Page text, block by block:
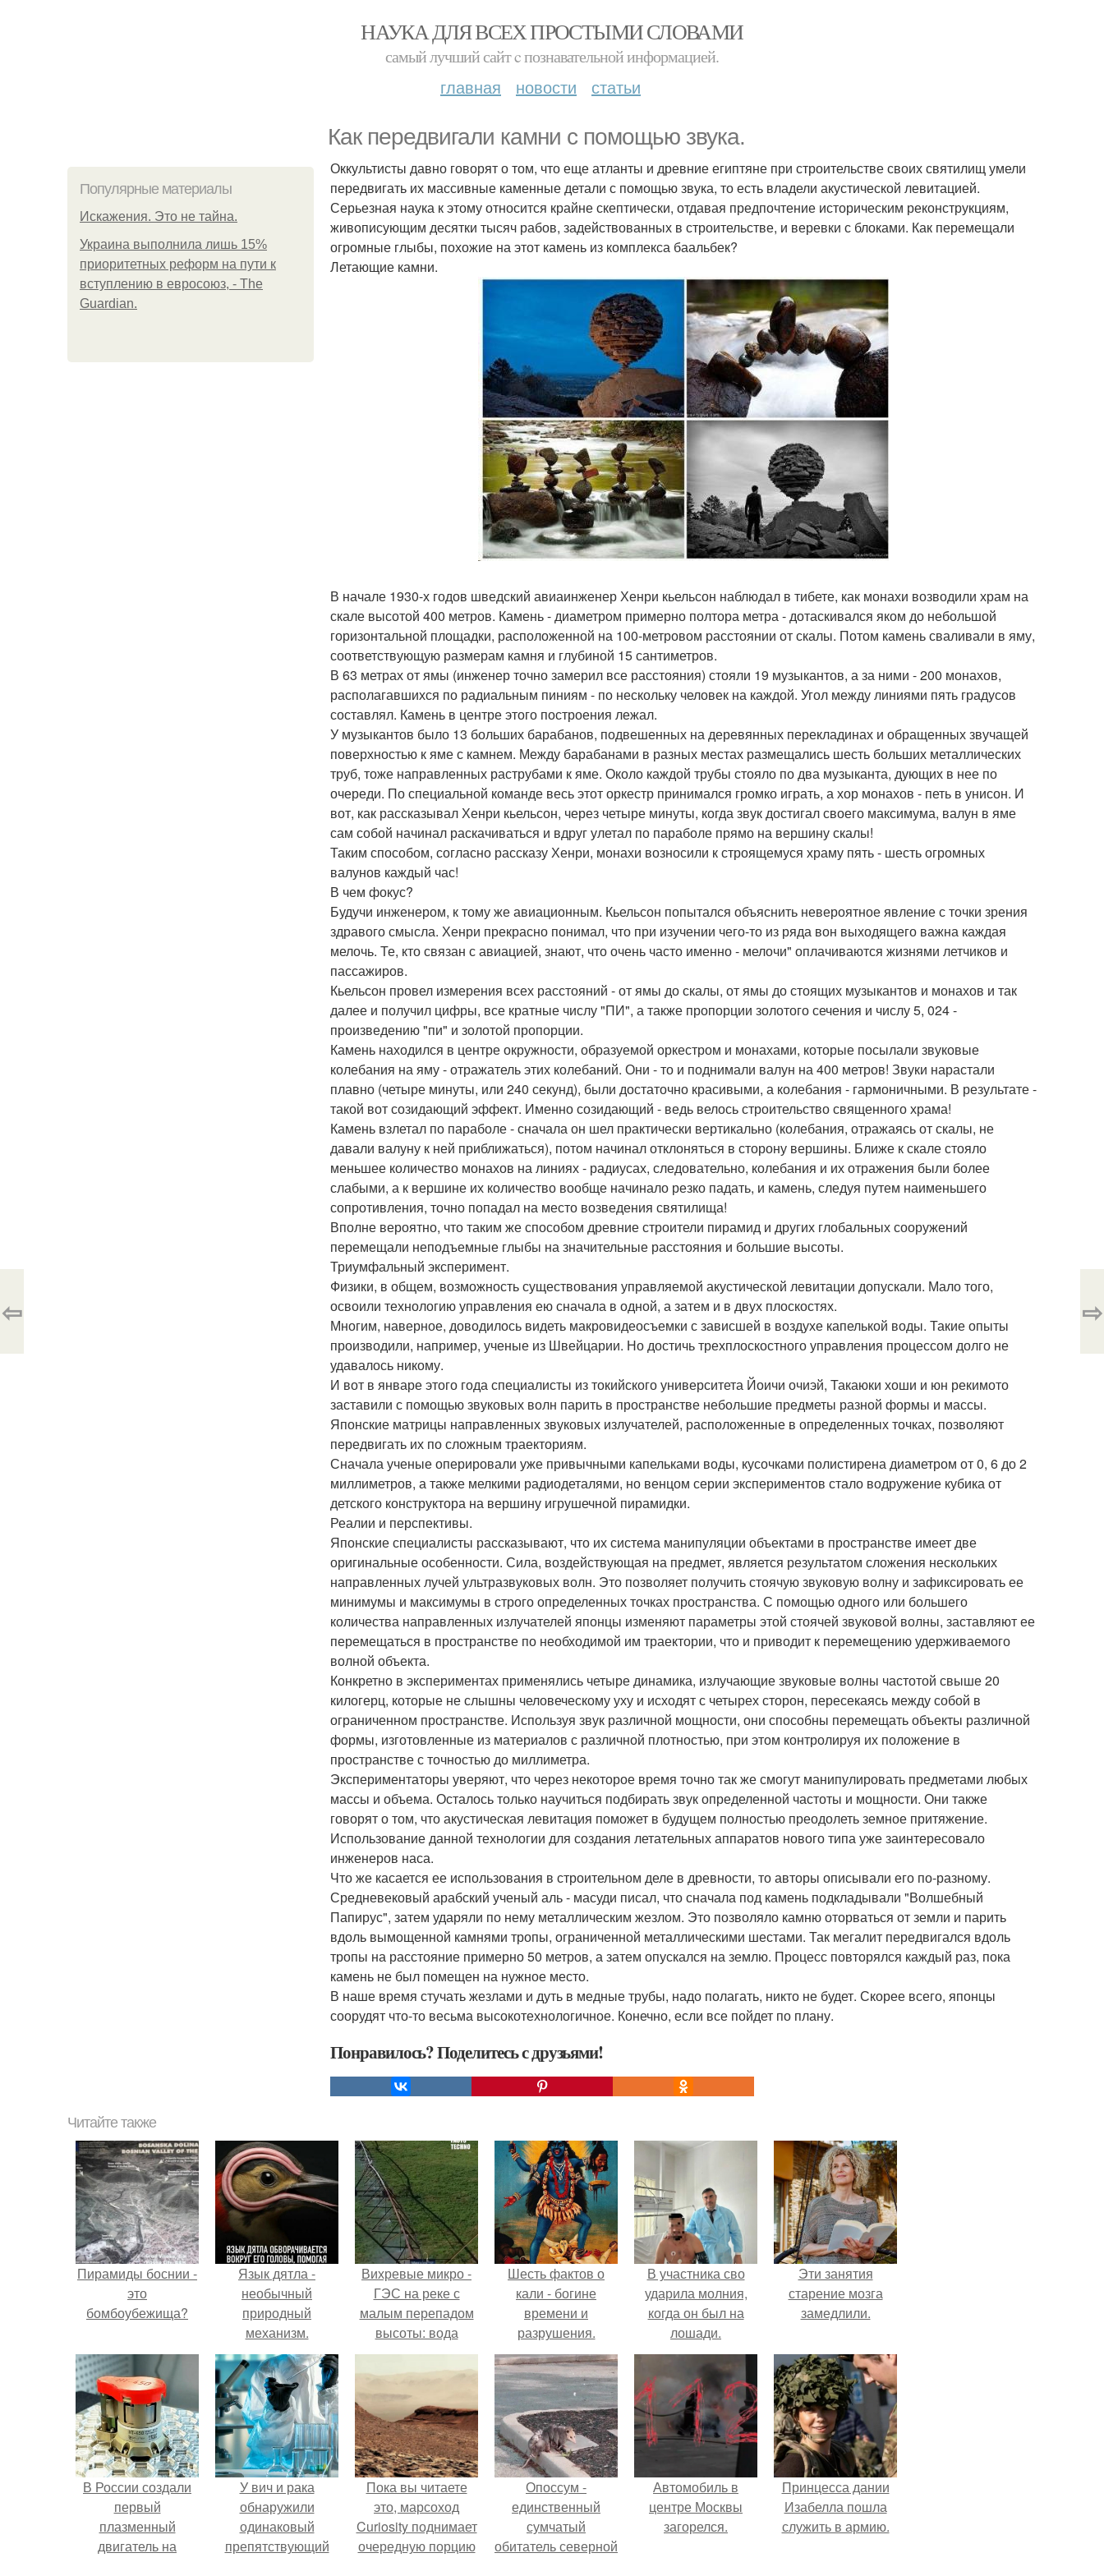
НАУКА ДЛЯ ВСЕХ ПРОСТЫМИ СЛОВАМИ
самый лучший сайт c познавательной информацией.
главная новости статьи
Как передвигали камни с помощью звука.
Популярные материалы
Искажения. Это не тайна.
Украина выполнила лишь 15%
приоритетных реформ на пути к
вступлению в евросоюз, - The
Guardian.
Оккультисты давно говорят о том, что еще атланты и древние египтяне при строительстве своих святилищ умели
передвигать их массивные каменные детали с помощью звука, то есть владели акустической левитацией.
Серьезная наука к этому относится крайне скептически, отдавая предпочтение историческим реконструкциям,
живописующим десятки тысяч рабов, задействованных в строительстве, и веревки с блоками. Как перемещали
огромные глыбы, похожие на этот камень из комплекса баальбек?
Летающие камни.
В начале 1930-х годов шведский авиаинженер Хенри кьельсон наблюдал в тибете, как монахи возводили храм на
скале высотой 400 метров. Камень - диаметром примерно полтора метра - дотаскивался яком до небольшой
горизонтальной площадки, расположенной на 100-метровом расстоянии от скалы. Потом камень сваливали в яму,
соответствующую размерам камня и глубиной 15 сантиметров.
В 63 метрах от ямы (инженер точно замерил все расстояния) стояли 19 музыкантов, а за ними - 200 монахов,
располагавшихся по радиальным пиниям - по нескольку человек на каждой. Угол между линиями пять градусов
составлял. Камень в центре этого построения лежал.
У музыкантов было 13 больших барабанов, подвешенных на деревянных перекладинах и обращенных звучащей
поверхностью к яме с камнем. Между барабанами в разных местах размещались шесть больших металлических
труб, тоже направленных раструбами к яме. Около каждой трубы стояло по два музыканта, дующих в нее по
очереди. По специальной команде весь этот оркестр принимался громко играть, а хор монахов - петь в унисон. И
вот, как рассказывал Хенри кьельсон, через четыре минуты, когда звук достигал своего максимума, валун в яме
сам собой начинал раскачиваться и вдруг улетал по параболе прямо на вершину скалы!
Таким способом, согласно рассказу Хенри, монахи возносили к строящемуся храму пять - шесть огромных
валунов каждый час!
В чем фокус?
Будучи инженером, к тому же авиационным. Кьельсон попытался объяснить невероятное явление с точки зрения
здравого смысла. Хенри прекрасно понимал, что при изучении чего-то из ряда вон выходящего важна каждая
мелочь. Те, кто связан с авиацией, знают, что очень часто именно - мелочи" оплачиваются жизнями летчиков и
пассажиров.
Кьельсон провел измерения всех расстояний - от ямы до скалы, от ямы до стоящих музыкантов и монахов и так
далее и получил цифры, все кратные числу "ПИ", а также пропорции золотого сечения и числу 5, 024 -
произведению "пи" и золотой пропорции.
Камень находился в центре окружности, образуемой оркестром и монахами, которые посылали звуковые
колебания на яму - отражатель этих колебаний. Они - то и поднимали валун на 400 метров! Звуки нарастали
плавно (четыре минуты, или 240 секунд), были достаточно красивыми, а колебания - гармоничными. В результате -
такой вот созидающий эффект. Именно созидающий - ведь велось строительство священного храма!
Камень взлетал по параболе - сначала он шел практически вертикально (колебания, отражаясь от скалы, не
давали валуну к ней приближаться), потом начинал отклоняться в сторону вершины. Ближе к скале стояло
меньшее количество монахов на линиях - радиусах, следовательно, колебания и их отражения были более
слабыми, а к вершине их количество вообще начинало резко падать, и камень, следуя путем наименьшего
сопротивления, точно попадал на место возведения святилища!
Вполне вероятно, что таким же способом древние строители пирамид и других глобальных сооружений
перемещали неподъемные глыбы на значительные расстояния и большие высоты.
Триумфальный эксперимент.
Физики, в общем, возможность существования управляемой акустической левитации допускали. Мало того,
освоили технологию управления ею сначала в одной, а затем и в двух плоскостях.
Многим, наверное, доводилось видеть макровидеосъемки с зависшей в воздухе капелькой воды. Такие опыты
производили, например, ученые из Швейцарии. Но достичь трехплоскостного управления процессом долго не
удавалось никому.
И вот в январе этого года специалисты из токийского университета Йоичи очиэй, Такаюки хоши и юн рекимото
заставили с помощью звуковых волн парить в пространстве небольшие предметы разной формы и массы.
Японские матрицы направленных звуковых излучателей, расположенные в определенных точках, позволяют
передвигать их по сложным траекториям.
Сначала ученые оперировали уже привычными капельками воды, кусочками полистирена диаметром от 0, 6 до 2
миллиметров, а также мелкими радиодеталями, но венцом серии экспериментов стало водружение кубика от
детского конструктора на вершину игрушечной пирамидки.
Реалии и перспективы.
Японские специалисты рассказывают, что их система манипуляции объектами в пространстве имеет две
оригинальные особенности. Сила, воздействующая на предмет, является результатом сложения нескольких
направленных лучей ультразвуковых волн. Это позволяет получить стоячую звуковую волну и зафиксировать ее
минимумы и максимумы в строго определенных точках пространства. С помощью одного или большего
количества направленных излучателей японцы изменяют параметры этой стоячей звуковой волны, заставляют ее
перемещаться в пространстве по необходимой им траектории, что и приводит к перемещению удерживаемого
волной объекта.
Конкретно в экспериментах применялись четыре динамика, излучающие звуковые волны частотой свыше 20
килогерц, которые не слышны человеческому уху и исходят с четырех сторон, пересекаясь между собой в
ограниченном пространстве. Используя звук различной мощности, они способны перемещать объекты различной
формы, изготовленные из материалов с различной плотностью, при этом контролируя их положение в
пространстве с точностью до миллиметра.
Экспериментаторы уверяют, что через некоторое время точно так же смогут манипулировать предметами любых
массы и объема. Осталось только научиться подбирать звук определенной частоты и мощности. Они также
говорят о том, что акустическая левитация поможет в будущем полностью преодолеть земное притяжение.
Использование данной технологии для создания летательных аппаратов нового типа уже заинтересовало
инженеров наса.
Что же касается ее использования в строительном деле в древности, то авторы описывали его по-разному.
Средневековый арабский ученый аль - масуди писал, что сначала под камень подкладывали "Волшебный
Папирус", затем ударяли по нему металлическим жезлом. Это позволяло камню оторваться от земли и парить
вдоль вымощенной камнями тропы, ограниченной металлическими шестами. Так мегалит передвигался вдоль
тропы на расстояние примерно 50 метров, а затем опускался на землю. Процесс повторялся каждый раз, пока
камень не был помещен на нужное место.
В наше время стучать жезлами и дуть в медные трубы, надо полагать, никто не будет. Скорее всего, японцы
соорудят что-то весьма высокотехнологичное. Конечно, если все пойдет по плану.
Понравилось? Поделитесь с друзьями!
⇦ ⇨
Читайте также
Пирамиды боснии -
это
бомбоубежища?
Язык дятла -
необычный
природный
механизм.
Вихревые микро -
ГЭС на реке с
малым перепадом
высоты: вода
закручивается в
бетонной камере и
вращает
вертикальную
турбину.
Шесть фактов о
кали - богине
времени и
разрушения.
В участника сво
ударила молния,
когда он был на
лошади.
Эти занятия
старение мозга
замедлили.
В России создали
первый
плазменный
двигатель на
У вич и рака
обнаружили
одинаковый
препятствующий
Пока вы читаете
это, марсоход
Curiosity поднимает
очередную порцию
Опоссум -
единственный
сумчатый
обитатель северной
Автомобиль в
центре Москвы
загорелся.
Принцесса дании
Изабелла пошла
служить в армию.